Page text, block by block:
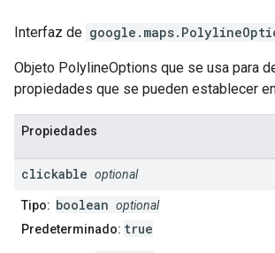
Interfaz de google.maps.
Objeto PolylineOptions que se usa para
propiedades que se pueden establecer
Propiedades
clickable optional
Tipo: boolean optional
Predeterminado: true